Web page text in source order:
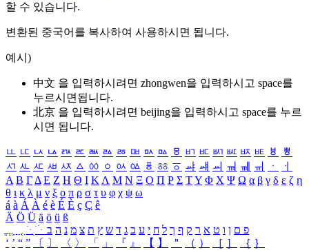
할 수 있습니다.
변환된 중국어를 복사하여 사용하시면 됩니다.
예시)
中文 을 입력하시려면 zhongwen을 입력하시고 space를
누르시면됩니다.
北京 을 입력하시려면 beijing을 입력하시고 space를 누르
시면 됩니다.
ㅥ ㅦ ㅧ ㅨ ㅩ ㅪ ㅫ ㅬ ㅭ ㅮ ㅯ ㅰ ㅱ ㅲ ㅳ ㅴ ㅵ ㅶ ㅷ ㅸ
ㅹ
ㅺ ㅻ ㅼ ㅽ ㅾ ㅿ ㆀ ㆁ ㆂ ㆃ ㆄ ㆅ ㆆ ㆇ ㆈ ㆉ ㆊ ㆋ ㆌ ㆍ
ㆎ
Α Β ΓΔ Ε Ζ Η Θ Ι ΚΛ Μ Ν Ξ Ο Π Ρ Σ ΤΥ Φ Χ Ψ Ω α β γ δ ε ζ η
θ ι κ λ μ ν ξ ο π ρ σ τ υ φ χ ψ ω
á à Á À é è É È ç Ç ê
Ä Ö Ü ä ö ü ß
ִֶֹ ֻּ ׁׂ פ ם ן ו ט א ר ק ף ך ל ח י ע כ ג ד ש ץ ת צ מ נ ה ב
‘ ’ “ ” 〔 〕 〈 〉 「 」 『 』 【 】 ＂ （ ） ［ ］ ｛ ｝